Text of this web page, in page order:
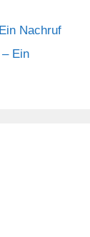
Nachruf
Ein